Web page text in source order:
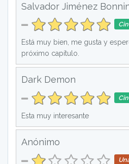
Salvador Jiménez
Está muy bien, me gusta y
próximo capítulo.
Dark Demon
Esta muy interesante
Anónimo